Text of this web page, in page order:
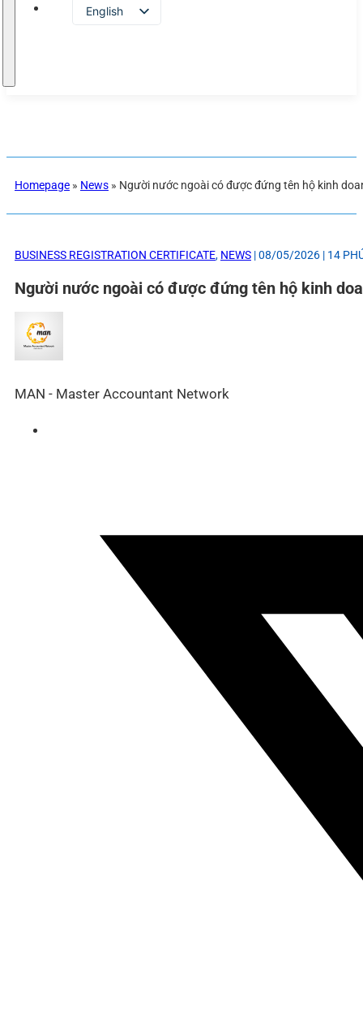
English
Homepage » News » Người nước ngoài có được đứng tên hộ kinh
BUSINESS REGISTRATION CERTIFICATE, NEWS | 08/05/2026 | 14
Người nước ngoài có được đứng tên hộ kinh
MAN - Master Accountant Network